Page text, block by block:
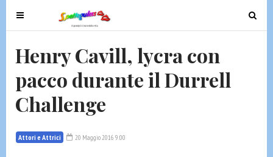
T
o
g
e
n
v
i
T
o
Henry Cavill, lycra con
pacco durante il Durrell
Challenge
Attori e Attrici 20 Maggio 2016 9:00